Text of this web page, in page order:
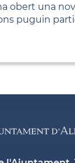
obert una
puguin